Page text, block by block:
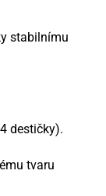
stabilnímu
destičky).
tvaru